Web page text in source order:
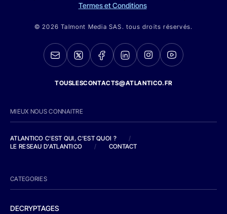
Termes et Conditions
© 2026 Talmont Media SAS. tous droits réservés.
TOUSLESCONTACTS@ATLANTICO.FR
MIEUX NOUS CONNAITRE
ATLANTICO C'EST QUI, C'EST QUOI ?
/
LE RESEAU D'ATLANTICO
/ CONTACT
CATEGORIES
DECRYPTAGES